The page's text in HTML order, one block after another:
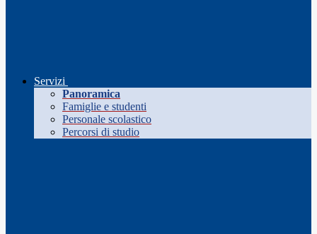
Servizi
Panoramica
Famiglie e studenti
Personale scolastico
Percorsi di studio